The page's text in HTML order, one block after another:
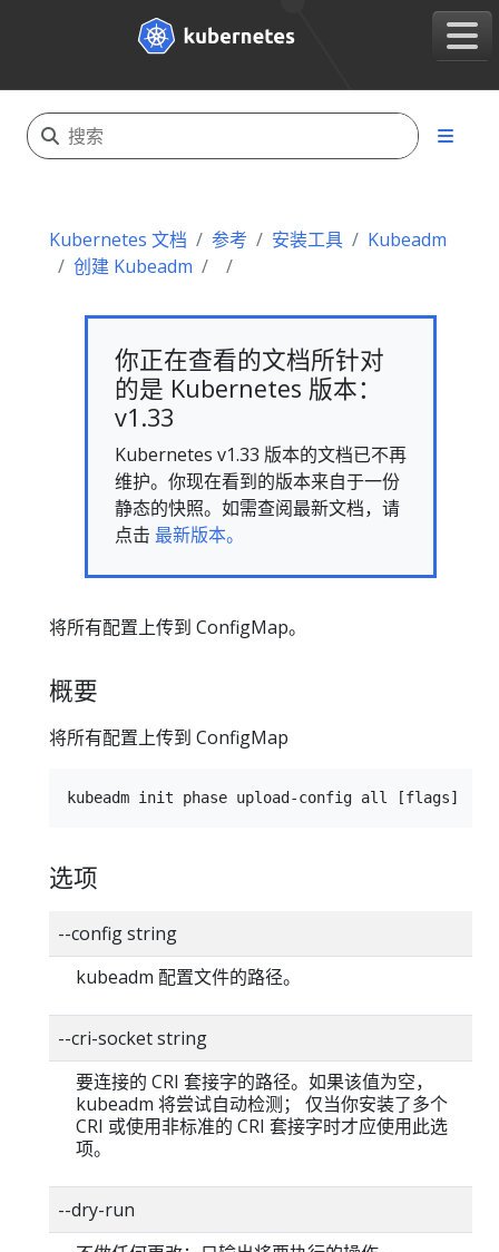
Kubernetes 文档 参考 安装工具
Kubeadm
创建 Kubeadm
你正在查看的文档所针对
的是 Kubernetes 版本：
v1.33
Kubernetes v1.33 版本的文档已不再
维护。你现在看到的版本来自于一份
静态的快照。如需查阅最新文档，请
点击 最新版本。
将所有配置上传到 ConfigMap。
概要
将所有配置上传到 ConfigMap
选项
--config string
kubeadm 配置文件的路径。
--cri-socket string
要连接的 CRI 套接字的路径。如果该值为空，
kubeadm 将尝试自动检测； 仅当你安装了多个
CRI 或使用非标准的 CRI 套接字时才应使用此选
项。
--dry-run